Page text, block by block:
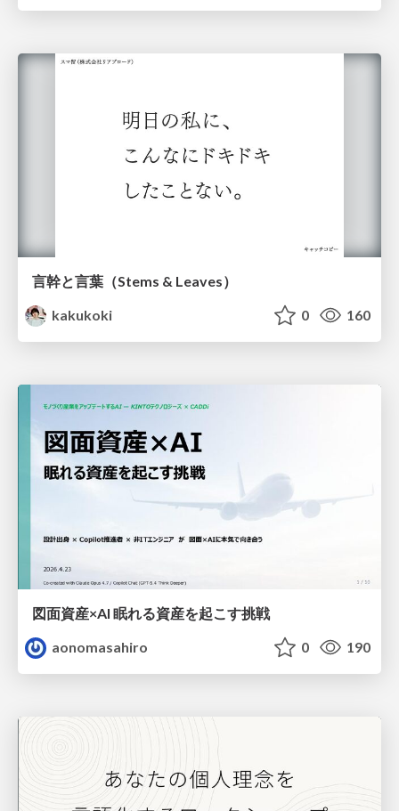
言幹と言葉（Stems & Leaves）
kakukoki
0 160
図面資産×AI 眠れる資産を起こす挑戦
aonomasahiro
0 190